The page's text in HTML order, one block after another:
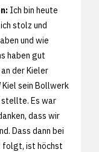
Ich bin heute
stolz und
und wie
haben gut
der Kieler
sein Bollwerk
Es war
dass wir
Dass dann bei
folgt, ist höchst